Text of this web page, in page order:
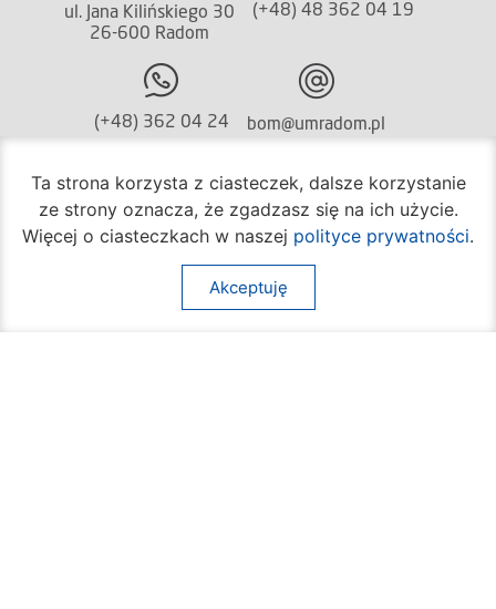
ul. Jana Kilińskiego 30
26-600 Radom
(+48) 48 362 04 19
(+48) 362 04 24 bom@umradom.pl
Biuro Obsługi Mieszkańca
poniedziałek – piątek
godz.7:30 – 16:30
Pozostałe wydziały
Ta strona korzysta z ciasteczek, dalsze korzystanie
ze strony oznacza, że zgadzasz się na ich użycie.
Więcej o ciasteczkach w naszej polityce prywatności.
Akceptuję